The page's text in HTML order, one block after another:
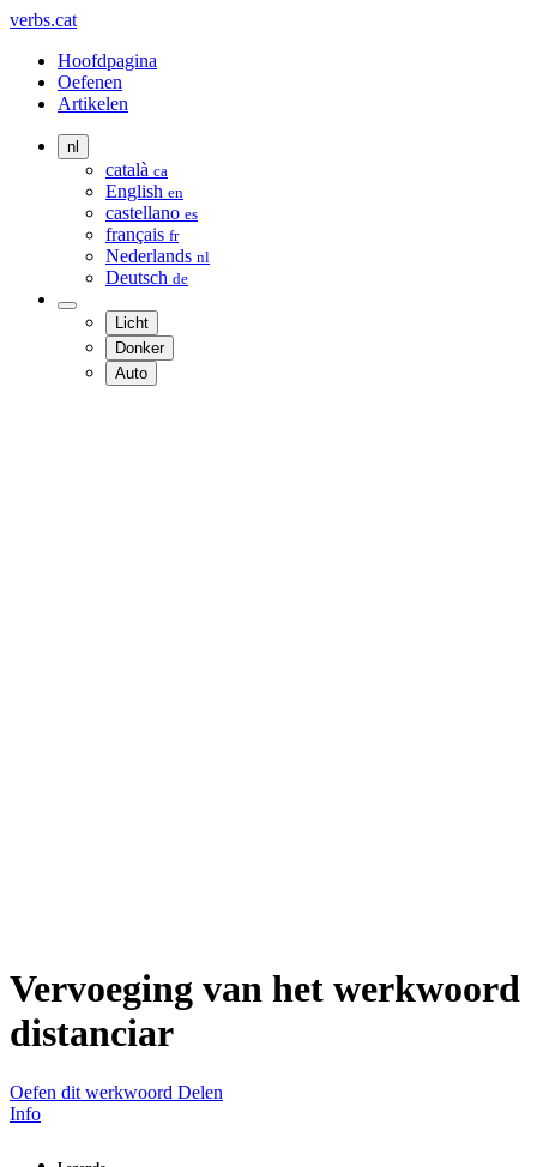
verbs.cat
Hoofdpagina
Oefenen
Artikelen
nl
català ca
English en
castellano es
français fr
Nederlands nl
Deutsch de
Licht
Donker
Auto
Vervoeging van het werkwoord
distanciar
Oefen dit werkwoord Delen
Info